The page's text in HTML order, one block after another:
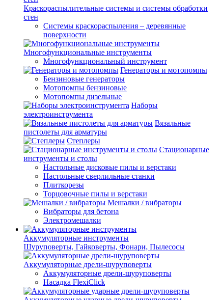
Краскораспылительные системы и системы обработки
стен
Системы краскораспыления – деревянные
поверхности
Многофункциональные инструменты
Многофункциональный инструмент
Генераторы и мотопомпы
Бензиновые генераторы
Мотопомпы бензиновые
Мотопомпы дизельные
Наборы
электроинструмента
Вязальные
пистолеты для арматуры
Степлеры
Стационарные
инструменты и столы
Настольные дисковые пилы и верстаки
Настольные сверлильные станки
Плиткорезы
Торцовочные пилы и верстаки
Мешалки / вибраторы
Вибраторы для бетона
Электромешалки
Аккумуляторные инструменты
Шуруповерты, Гайковерты, Фонари, Пылесосы
Аккумуляторные дрели-шуруповерты
Аккумуляторные дрели-шуруповерты
Насадка FlexiClick